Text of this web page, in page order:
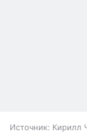
Источник: Кирилл